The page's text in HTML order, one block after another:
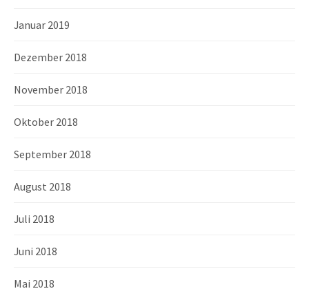
Januar 2019
Dezember 2018
November 2018
Oktober 2018
September 2018
August 2018
Juli 2018
Juni 2018
Mai 2018